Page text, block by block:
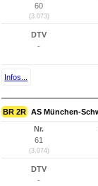
60
(3.073)
DTV
-
Infos...
BR 2R AS München-
Nr.
61
(3.074)
DTV
-